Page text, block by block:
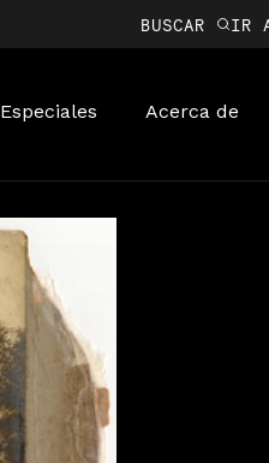
BUSCAR IR
Especiales Acerca de